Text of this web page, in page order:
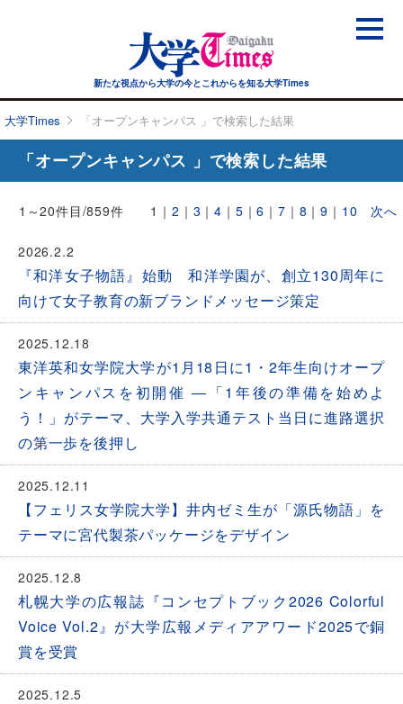
新たな視点から大学の今とこれからを知る大学Times
大学Times 「オープンキャンパス 」で検索した結果
「オープンキャンパス 」で検索した結果
1～20件目/859件 1 ｜ 2 ｜ 3 ｜4 ｜ 5 ｜6 ｜7 ｜ 8 ｜9 ｜ 10 次へ
2026.2.2
『和洋女子物語』始動 和洋学園が、創立130周年に
向けて女子教育の新ブランドメッセージ策定
2025.12.18
東洋英和女学院大学が1月18日に1・2年生向けオープ
ンキャンパスを初開催 ―「1年後の準備を始めよ
う！」がテーマ、大学入学共通テスト当日に進路選択
の第一歩を後押し
2025.12.11
【フェリス女学院大学】井内ゼミ生が「源氏物語」を
テーマに宮代製茶パッケージをデザイン
2025.12.8
札幌大学の広報誌『コンセプトブック2026 Colorful
Voice Vol.2』が大学広報メディアアワード2025で銅
賞を受賞
2025.12.5